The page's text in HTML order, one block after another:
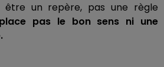
être un repère, pas une règle
pas le bon sens ni une